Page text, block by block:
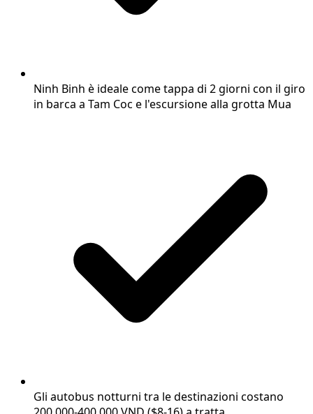
Ninh Binh è ideale come tappa di 2 giorni con il giro
in barca a Tam Coc e l'escursione alla grotta Mua
Gli autobus notturni tra le destinazioni costano